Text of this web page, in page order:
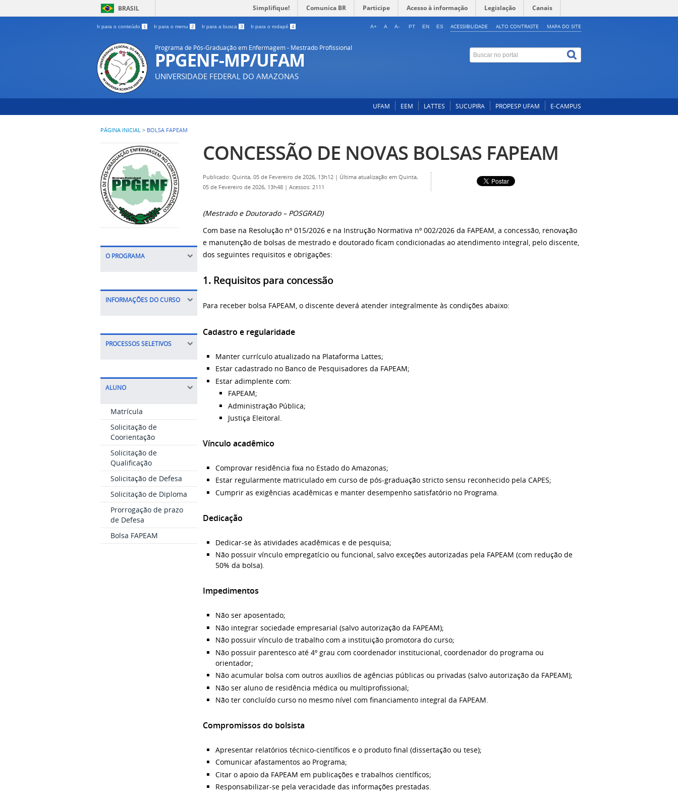
BRASIL Simplifique! Comunica BR Participe Acesso à informação Legislação Canais
Ir para o conteúdo 1 Ir para o menu 2 Ir para a busca 3 Ir para o rodapé 4 ACESSIBILIDADE ALTO CONTRASTE MAPA DO SITE
A+ A A- PT EN ES
Programa de Pós-Graduação em Enfermagem - Mestrado Profissional
PPGENF-MP/UFAM
UNIVERSIDADE FEDERAL DO AMAZONAS
UFAM EEM LATTES SUCUPIRA PROPESP UFAM E-CAMPUS
PÁGINA INICIAL > BOLSA FAPEAM
O PROGRAMA
INFORMAÇÕES DO CURSO
PROCESSOS SELETIVOS
ALUNO
Matrícula
Solicitação de
Coorientação
Solicitação de
Qualificação
Solicitação de Defesa
Solicitação de Diploma
Prorrogação de prazo
de Defesa
Bolsa FAPEAM
CONCESSÃO DE NOVAS BOLSAS FAPEAM
Publicado: Quinta, 05 de Fevereiro de 2026, 13h12 | Última atualização em Quinta,
05 de Fevereiro de 2026, 13h48 | Acessos: 2111
(Mestrado e Doutorado – POSGRAD)
Com base na Resolução nº 015/2026 e na Instrução Normativa nº 002/2026 da FAPEAM, a concessão, renovação
e manutenção de bolsas de mestrado e doutorado ficam condicionadas ao atendimento integral, pelo discente,
dos seguintes requisitos e obrigações:
1. Requisitos para concessão
Para receber bolsa FAPEAM, o discente deverá atender integralmente às condições abaixo:
Cadastro e regularidade
Manter currículo atualizado na Plataforma Lattes;
Estar cadastrado no Banco de Pesquisadores da FAPEAM;
Estar adimplente com:
FAPEAM;
Administração Pública;
Justiça Eleitoral.
Vínculo acadêmico
Comprovar residência fixa no Estado do Amazonas;
Estar regularmente matriculado em curso de pós-graduação stricto sensu reconhecido pela CAPES;
Cumprir as exigências acadêmicas e manter desempenho satisfatório no Programa.
Dedicação
Dedicar-se às atividades acadêmicas e de pesquisa;
Não possuir vínculo empregatício ou funcional, salvo exceções autorizadas pela FAPEAM (com redução de
50% da bolsa).
Impedimentos
Não ser aposentado;
Não integrar sociedade empresarial (salvo autorização da FAPEAM);
Não possuir vínculo de trabalho com a instituição promotora do curso;
Não possuir parentesco até 4º grau com coordenador institucional, coordenador do programa ou
orientador;
Não acumular bolsa com outros auxílios de agências públicas ou privadas (salvo autorização da FAPEAM);
Não ser aluno de residência médica ou multiprofissional;
Não ter concluído curso no mesmo nível com financiamento integral da FAPEAM.
Compromissos do bolsista
Apresentar relatórios técnico-científicos e o produto final (dissertação ou tese);
Comunicar afastamentos ao Programa;
Citar o apoio da FAPEAM em publicações e trabalhos científicos;
Responsabilizar-se pela veracidade das informações prestadas.